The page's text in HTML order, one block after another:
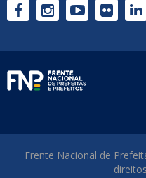
Frente Nacional de